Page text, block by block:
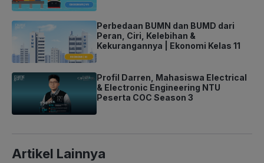
Perbedaan BUMN dan BUMD dari
Peran, Ciri, Kelebihan &
Kekurangannya | Ekonomi Kelas 11
Profil Darren, Mahasiswa Electrical
& Electronic Engineering NTU
Peserta COC Season 3
Artikel Lainnya